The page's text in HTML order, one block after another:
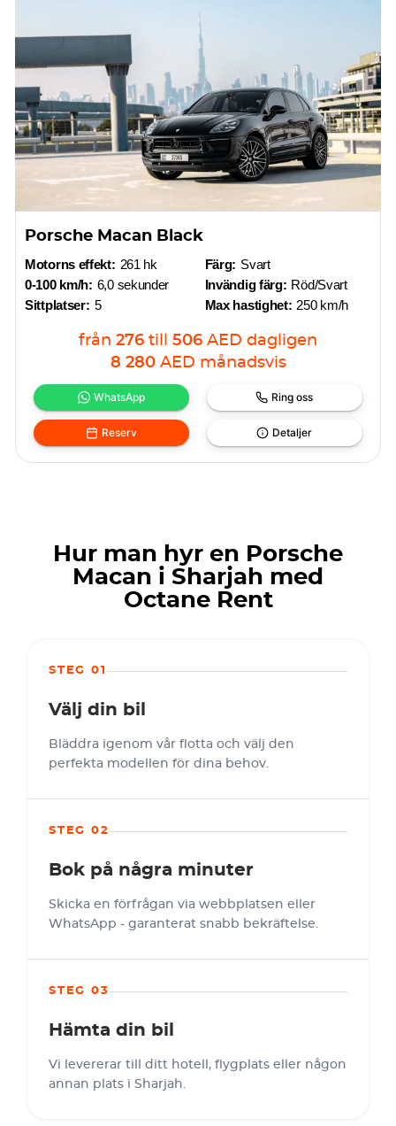
Porsche Macan Black
Motorns effekt: 261 hk
0-100 km/h: 6,0 sekunder
Sittplatser: 5
Färg: Svart
Invändig färg: Röd/Svart
Max hastighet: 250 km/h
från 276 till 506 AED dagligen
8 280 AED månadsvis
WhatsApp Ring oss
Reserv Detaljer
Hur man hyr en Porsche
Macan i Sharjah med
Octane Rent
STEG 01
Välj din bil
Bläddra igenom vår flotta och välj den
perfekta modellen för dina behov.
STEG 02
Bok på några minuter
Skicka en förfrågan via webbplatsen eller
WhatsApp - garanterat snabb bekräftelse.
STEG 03
Hämta din bil
Vi levererar till ditt hotell, flygplats eller någon
annan plats i Sharjah.